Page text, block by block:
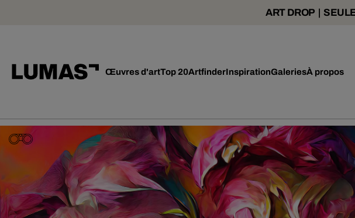
ART DROP |
Œuvres d'artTop 20ArtfinderInspirationGaleriesÀ propos